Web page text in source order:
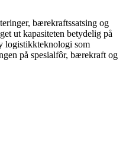
bærekraftssatsing og
ut kapasiteten betydelig på
logistikkteknologi som
på spesialfôr, bærekraft og